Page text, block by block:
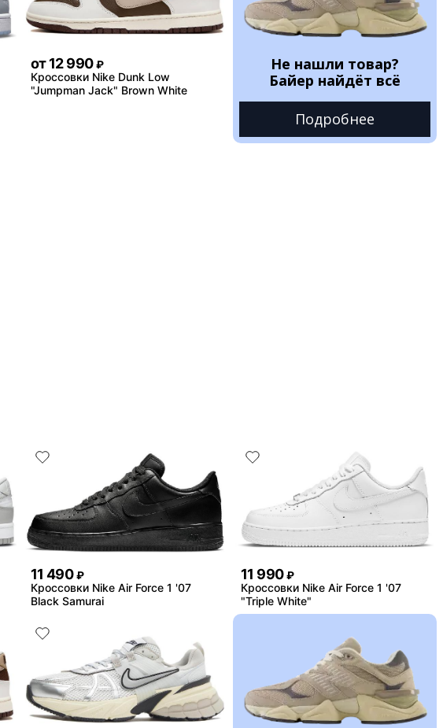
от 12 990 ₽
Кроссовки Nike Dunk Low
"Jumpman Jack" Brown White
Не нашли товар?
Байер найдёт всё
Подробнее
11 490 ₽
Кроссовки Nike Air Force 1 '07
Black Samurai
11 990 ₽
Кроссовки Nike Air Force 1 '07
"Triple White"